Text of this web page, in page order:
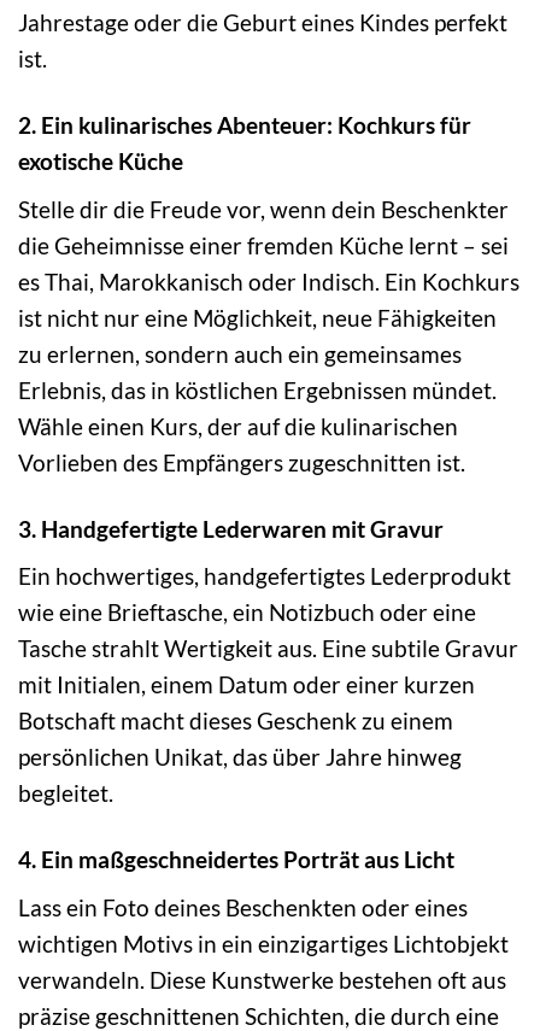
Jahrestage oder die Geburt eines Kindes perfekt
ist.
2. Ein kulinarisches Abenteuer: Kochkurs für
exotische Küche
Stelle dir die Freude vor, wenn dein Beschenkter
die Geheimnisse einer fremden Küche lernt – sei
es Thai, Marokkanisch oder Indisch. Ein Kochkurs
ist nicht nur eine Möglichkeit, neue Fähigkeiten
zu erlernen, sondern auch ein gemeinsames
Erlebnis, das in köstlichen Ergebnissen mündet.
Wähle einen Kurs, der auf die kulinarischen
Vorlieben des Empfängers zugeschnitten ist.
3. Handgefertigte Lederwaren mit Gravur
Ein hochwertiges, handgefertigtes Lederprodukt
wie eine Brieftasche, ein Notizbuch oder eine
Tasche strahlt Wertigkeit aus. Eine subtile Gravur
mit Initialen, einem Datum oder einer kurzen
Botschaft macht dieses Geschenk zu einem
persönlichen Unikat, das über Jahre hinweg
begleitet.
4. Ein maßgeschneidertes Porträt aus Licht
Lass ein Foto deines Beschenkten oder eines
wichtigen Motivs in ein einzigartiges Lichtobjekt
verwandeln. Diese Kunstwerke bestehen oft aus
präzise geschnittenen Schichten, die durch eine